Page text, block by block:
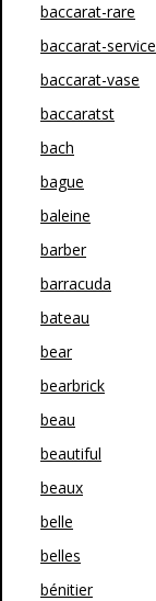
baccarat-rare
baccarat-service
baccarat-vase
baccaratst
bach
bague
baleine
barber
barracuda
bateau
bear
bearbrick
beau
beautiful
beaux
belle
belles
bénitier